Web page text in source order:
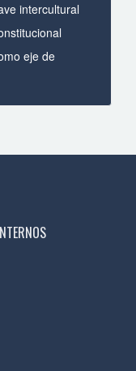
intercultural
eje de